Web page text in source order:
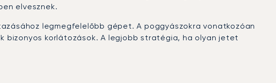
elvesznek.
legmegfelelőbb gépet. A poggyászokra vonatkozóan
bizonyos korlátozások. A legjobb stratégia, ha olyan jetet